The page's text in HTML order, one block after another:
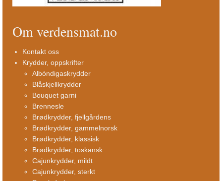
Om verdensmat.no
Kontakt oss
Krydder, oppskrifter
Albóndigaskrydder
Blåskjellkrydder
Bouquet garni
Brennesle
Brødkrydder, fjellgårdens
Brødkrydder, gammelnorsk
Brødkrydder, klassisk
Brødkrydder, toskansk
Cajunkrydder, mildt
Cajunkrydder, sterkt